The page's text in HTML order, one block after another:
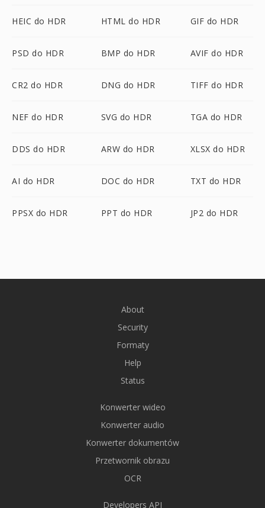
HEIC do HDR HTML do HDR GIF do HDR
PSD do HDR BMP do HDR AVIF do HDR
CR2 do HDR DNG do HDR TIFF do HDR
NEF do HDR SVG do HDR TGA do HDR
DDS do HDR ARW do HDR XLSX do HDR
AI do HDR DOC do HDR TXT do HDR
PPSX do HDR PPT do HDR JP2 do HDR
About
Security
Formaty
Help
Status
Konwerter wideo
Konwerter audio
Konwerter dokumentów
Przetwornik obrazu
OCR
Developers API